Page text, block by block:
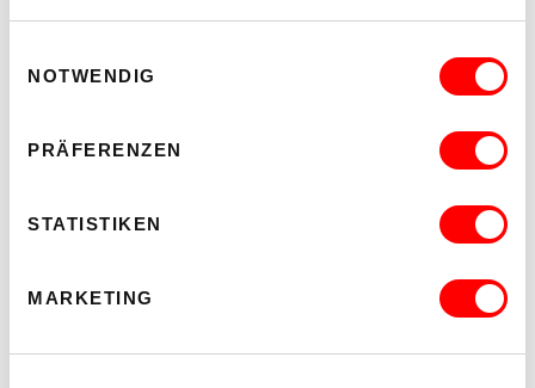
NOTWENDIG
PRÄFERENZEN
STATISTIKEN
MARKETING